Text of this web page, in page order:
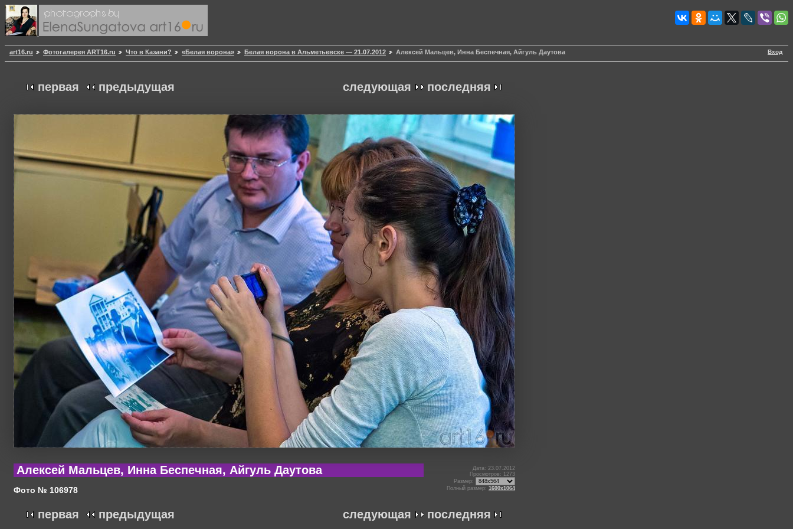
Вход
art16.ru Фотогалерея ART16.ru Что в Казани? «Белая ворона» Белая ворона в Альметьевске — 21.07.2012 Алексей Мальцев, Инна Беспечная, Айгуль Даутова
следующая последняя
первая предыдущая
Алексей Мальцев, Инна Беспечная, Айгуль Даутова
Фото № 106978
Дата: 23.07.2012
Просмотров: 1273
Размер:
Полный размер: 1600x1064
следующая последняя
первая предыдущая